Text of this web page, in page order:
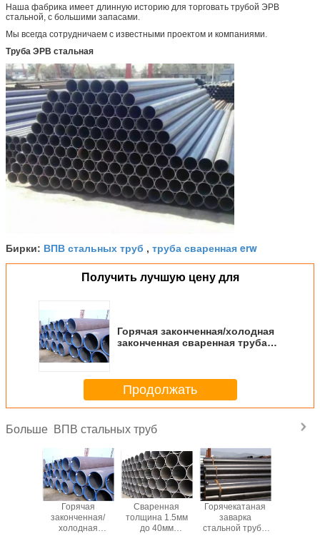
Наша фабрика имеет длинную историю для торговать трубой ЭРВ
стальной, с большими запасами.
Мы всегда сотрудничаем с известными проектом и компаниями.
Труба ЭРВ стальная
Бирки: ВПВ стальных труб , труба сваренная erw
Получить лучшую цену для
Горячая законченная/холодная
законченная сваренная труба
Продолжать
Больше ВПВ стальных труб
Горячая
законченная/
холодная
Сваренная
толщина 1.5мм
до 40мм
Горячекатаная
заварка
стальной трубы